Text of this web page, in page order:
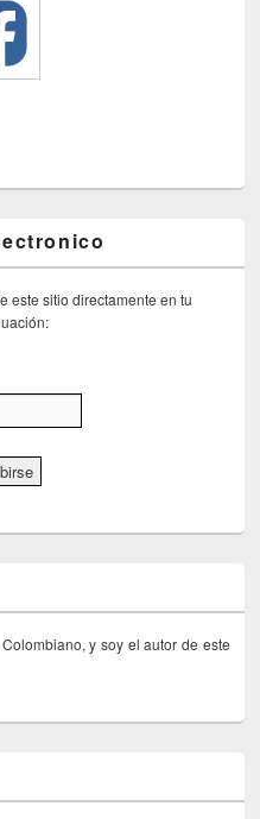
este sitio directamente en tu
y soy el autor de este